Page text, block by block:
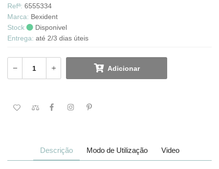
Descrição Modo de Utilização Video
Refª: 6555334
Marca: Bexident
Stock
Disponivel
Entrega: até 2/3 dias úteis
Adicionar